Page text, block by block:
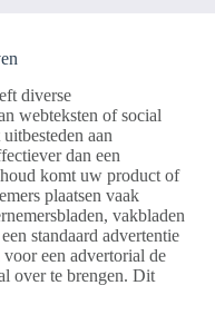
diverse
webteksten of social
aan
dan een
komt uw product of
plaatsen vaak
vakbladen
standaard advertentie
een advertorial de
over te brengen. Dit